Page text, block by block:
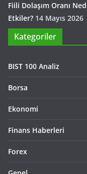
Fiili Dolaşım Oranı
Etkiler? 14 Mayıs 2026
Kategoriler
BIST 100 Analiz
Borsa
Ekonomi
Finans Haberleri
Forex